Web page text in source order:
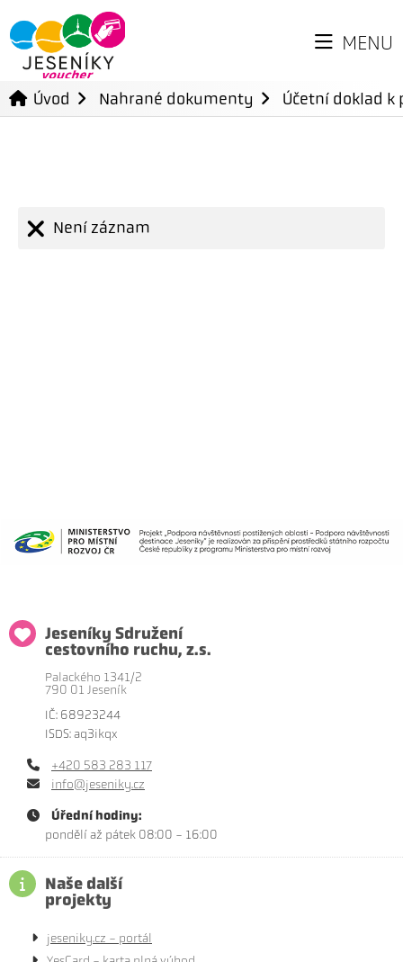
MENU
Úvod Nahrané dokumenty Účetní doklad
Není záznam
Jeseníky Sdružení
cestovního ruchu, z.s.
Palackého 1341/2
790 01 Jeseník
IČ: 68923244
ISDS: aq3ikqx
+420 583 283 117
info@jeseniky.cz
Úřední hodiny:
pondělí až pátek 08:00 - 16:00
Naše další
projekty
jeseniky.cz - portál